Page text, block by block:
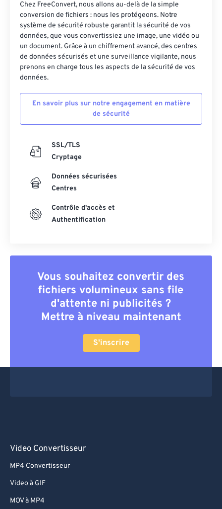
Chez FreeConvert, nous allons au-delà de la simple
conversion de fichiers : nous les protégeons. Notre
système de sécurité robuste garantit la sécurité de vos
données, que vous convertissiez une image, une vidéo ou
un document. Grâce à un chiffrement avancé, des centres
de données sécurisés et une surveillance vigilante, nous
prenons en charge tous les aspects de la sécurité de vos
données.
En savoir plus sur notre engagement en matière
de sécurité
SSL/TLS
Cryptage
Données sécurisées
Centres
Contrôle d'accès et
Authentification
Vous souhaitez convertir des
fichiers volumineux sans file
d'attente ni publicités ?
Mettre à niveau maintenant
S'inscrire
Video Convertisseur
MP4 Convertisseur
Video à GIF
MOV à MP4